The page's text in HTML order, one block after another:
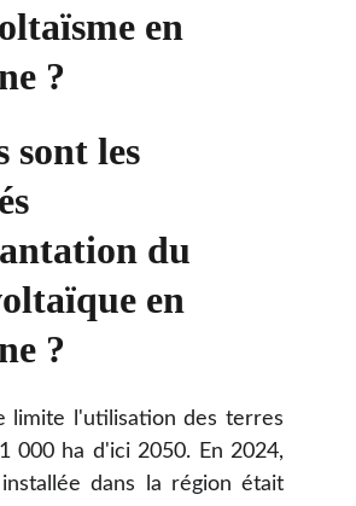
en
?
limite l'utilisation des terres
000 ha d'ici 2050. En 2024,
dans la région était
sont les
du
en
?